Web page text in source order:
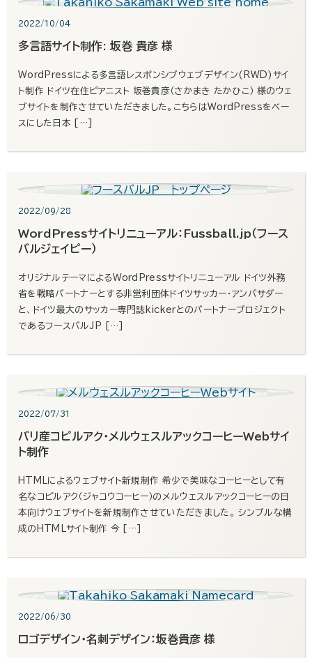
2022/10/04
多言語サイト制作: 坂巻 貴彦 様
WordPressによる多言語レスポンシブウェブデザイン(RWD)サイ
ト制作 ドイツ在住ピアニスト 坂巻貴彦（さかまき たかひこ） 様のウェ
ブサイトを制作させていただきました。こちらはWordPressをベー
スにした日本 […]
2022/09/28
WordPressサイトリニューアル：Fussball.jp（フース
バルジェイピー）
オリジナルテーマによるWordPressサイトリニューアル ドイツ外務
省を戦略パートナーとする非営利団体ドイツサッカー・アンバサダー
と、ドイツ最大のサッカー専門誌kickerとのパートナープロジェクト
であるフースバルJP […]
2022/07/31
バリ産コピルアク・メルウェスルアックコーヒーWebサイ
ト制作
HTMLによるウェブサイト新規制作 希少で美味なコーヒーとして有
名なコピルアク（ジャコウコーヒー）のメルウェスルアックコーヒーの日
本向けウェブサイトを新規制作させていただきました。 シンプルな構
成のHTMLサイト制作 今 […]
2022/06/30
ロゴデザイン・名刺デザイン：坂巻貴彦 様